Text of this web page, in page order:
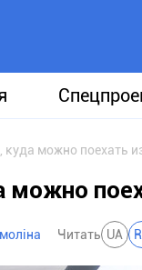
куда можно поехать
Читать UA